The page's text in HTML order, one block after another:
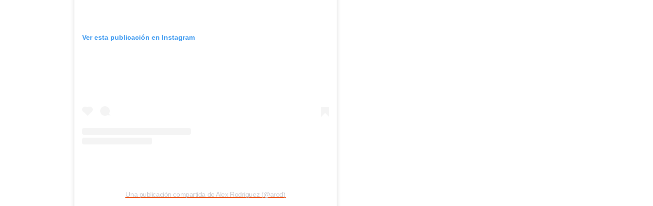
Ver esta publicación en Instagram
Una publicación compartida de Alex Rodriguez (@arod)